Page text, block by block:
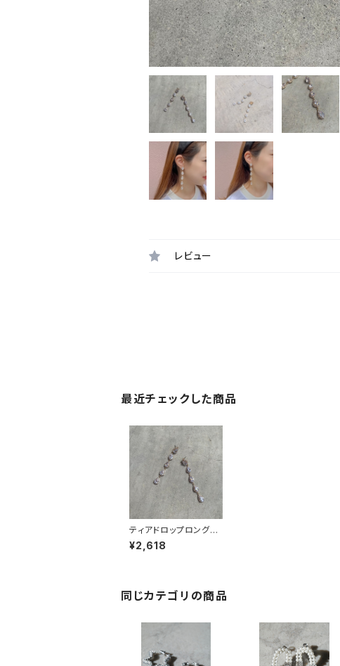
レビュー
最近チェックした商品
ティアドロップロングピ
アス
¥2,618
同じカテゴリの商品